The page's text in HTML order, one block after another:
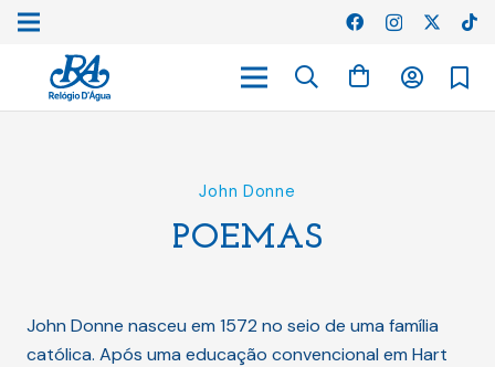
John Donne
POEMAS
John Donne nasceu em 1572 no seio de uma família
católica. Após uma educação convencional em Hart